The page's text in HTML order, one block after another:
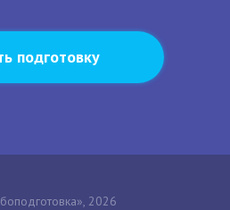
подготовку
2026